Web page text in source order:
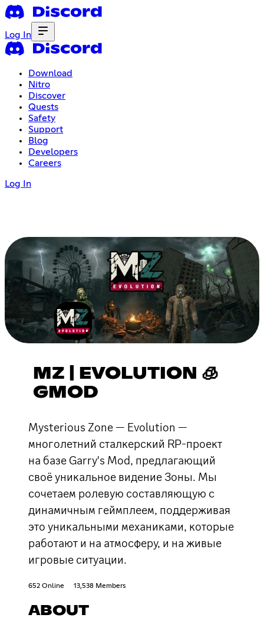
Log In
Download
Nitro
Discover
Quests
Safety
Support
Blog
Developers
Careers
Log In
MZ | EVOLUTION 🧊
GMOD
Mysterious Zone — Evolution —
многолетний сталкерский RP-проект
на базе Garry's Mod, предлагающий
своё уникальное видение Зоны. Мы
сочетаем ролевую составляющую с
динамичным геймплеем, поддерживая
это уникальными механиками, которые
работают и на атмосферу, и на живые
игровые ситуации.
652 Online 13,538 Members
ABOUT